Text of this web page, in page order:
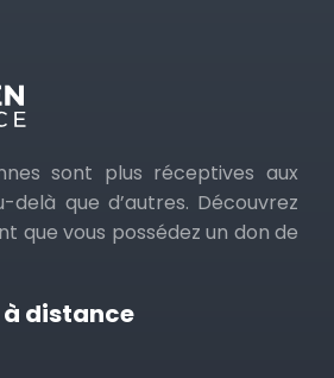
sont plus réceptives aux
delà que d’autres. Découvrez
que vous possédez un don de
distance